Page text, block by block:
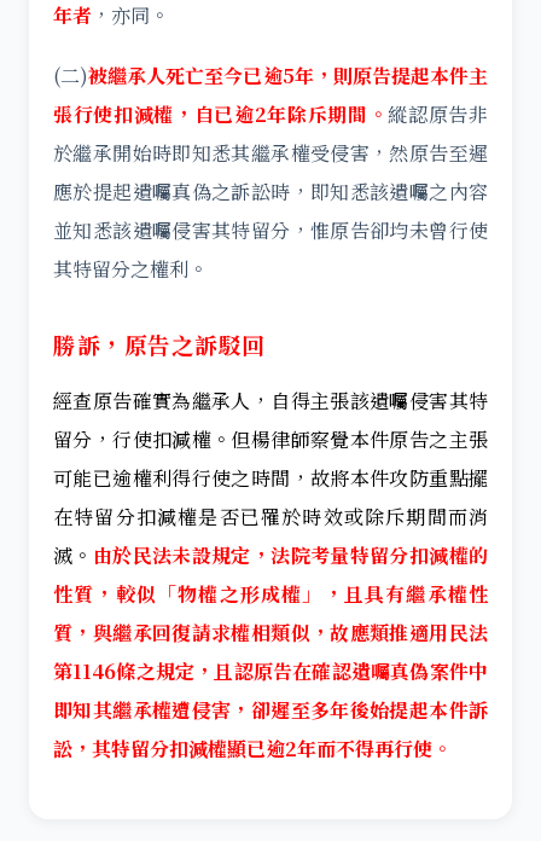
年者 ，亦同。
(二)被繼承人死亡至今已逾5年，則原告提起本件主
張行使扣減權，自已逾2年除斥期間。 縱認原告非
於繼承開始時即知悉其繼承權受侵害，然原告至遲
應於提起遺囑真偽之訴訟時，即知悉該遺囑之內容
並知悉該遺囑侵害其特留分，惟原告卻均未曾行使
其特留分之權利。
勝訴，原告之訴駁回
經查原告確實為繼承人，自得主張該遺囑侵害其特
留分，行使扣減權。但楊律師察覺本件原告之主張
可能已逾權利得行使之時間，故將本件攻防重點擺
在特留分扣減權是否已罹於時效或除斥期間而消
滅。 由於民法未設規定，法院考量特留分扣減權的
性質，較似「物權之形成權」，且具有繼承權性
質，與繼承回復請求權相類似，故應類推適用民法
第1146條之規定，且認原告在確認遺囑真偽案件中
即知其繼承權遭侵害，卻遲至多年後始提起本件訴
訟，其特留分扣減權顯已逾2年而不得再行使。